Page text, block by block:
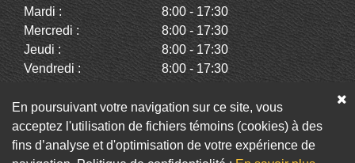
Mardi :
8:00 - 17:30
Mercredi :
8:00 - 17:30
Jeudi :
8:00 - 17:30
Vendredi :
8:00 - 17:30
Dimanche :
Fermé
Facebook Twitter Infolettre
En poursuivant votre navigation sur ce site, vous
acceptez l'utilisation de fichiers témoins (cookies) à des
fins d’analyse et d'optimisation de votre expérience de